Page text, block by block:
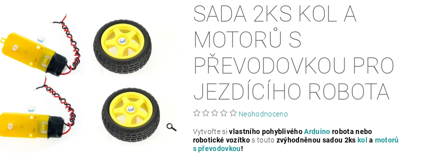
SADA 2KS KOL A
MOTORŮ S
PŘEVODOVKOU PRO
JEZDÍCÍHO ROBOTA
Neohodnoceno
Vytvořte sivlastního pohyblivéhoArduino robota nebo
robotické vozítkos touto zvýhodněnou sadou 2ks kol a motorů
s převodovkou!